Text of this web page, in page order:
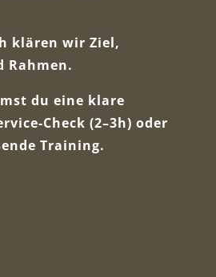
klären wir Ziel,
Rahmen.
du eine klare
Check (2–3h) oder
Training.